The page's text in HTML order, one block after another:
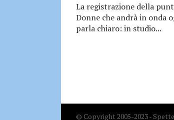
La registrazione della
Donne che andrà in onda
parla chiaro: in studio...
© Copyright 2005-2023 -